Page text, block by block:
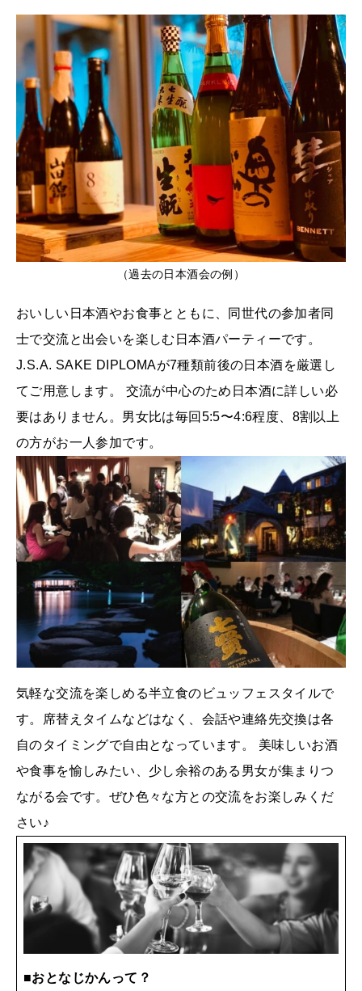
（過去の日本酒会の例）
おいしい日本酒やお食事とともに、同世代の参加者同
士で交流と出会いを楽しむ日本酒パーティーです。
J.S.A. SAKE DIPLOMAが7種類前後の日本酒を厳選し
てご用意します。 交流が中心のため日本酒に詳しい必
要はありません。男女比は毎回5:5〜4:6程度、8割以上
の方がお一人参加です。
気軽な交流を楽しめる半立食のビュッフェスタイルで
す。席替えタイムなどはなく、会話や連絡先交換は各
自のタイミングで自由となっています。 美味しいお酒
や食事を愉しみたい、少し余裕のある男女が集まりつ
ながる会です。ぜひ色々な方との交流をお楽しみくだ
さい♪
■おとなじかんって？